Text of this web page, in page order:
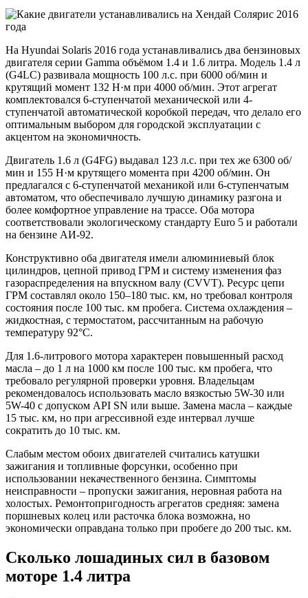
На Hyundai Solaris 2016 года устанавливались два бензиновых
двигателя серии Gamma объёмом 1.4 и 1.6 литра. Модель 1.4 л
(G4LC) развивала мощность 100 л.с. при 6000 об/мин и
крутящий момент 132 Н·м при 4000 об/мин. Этот агрегат
комплектовался 6-ступенчатой механической или 4-
ступенчатой автоматической коробкой передач, что делало его
оптимальным выбором для городской эксплуатации с
акцентом на экономичность.
Двигатель 1.6 л (G4FG) выдавал 123 л.с. при тех же 6300 об/
мин и 155 Н·м крутящего момента при 4200 об/мин. Он
предлагался с 6-ступенчатой механикой или 6-ступенчатым
автоматом, что обеспечивало лучшую динамику разгона и
более комфортное управление на трассе. Оба мотора
соответствовали экологическому стандарту Euro 5 и работали
на бензине АИ-92.
Конструктивно оба двигателя имели алюминиевый блок
цилиндров, цепной привод ГРМ и систему изменения фаз
газораспределения на впускном валу (CVVT). Ресурс цепи
ГРМ составлял около 150–180 тыс. км, но требовал контроля
состояния после 100 тыс. км пробега. Система охлаждения –
жидкостная, с термостатом, рассчитанным на рабочую
температуру 92°C.
Для 1.6-литрового мотора характерен повышенный расход
масла – до 1 л на 1000 км после 100 тыс. км пробега, что
требовало регулярной проверки уровня. Владельцам
рекомендовалось использовать масло вязкостью 5W-30 или
5W-40 с допуском API SN или выше. Замена масла – каждые
15 тыс. км, но при агрессивной езде интервал лучше
сократить до 10 тыс. км.
Слабым местом обоих двигателей считались катушки
зажигания и топливные форсунки, особенно при
использовании некачественного бензина. Симптомы
неисправности – пропуски зажигания, неровная работа на
холостых. Ремонтопригодность агрегатов средняя: замена
поршневых колец или расточка блока возможна, но
экономически оправдана только при пробеге до 200 тыс. км.
Сколько лошадиных сил в базовом
моторе 1.4 литра